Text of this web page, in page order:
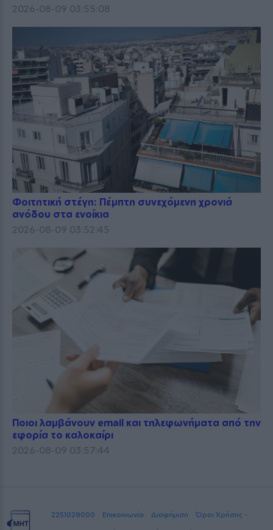
2026-08-09 03:55:08
Φοιτητική στέγη: Πέμπτη συνεχόμενη χρονιά
ανόδου στα ενοίκια
2026-08-09 03:52:45
Ποιοι λαμβάνουν email και τηλεφωνήματα από την
εφορία το καλοκαίρι
2026-08-09 03:57:44
2251028000 Επικοινωνία Διαφήμιση
Όροι Χρήσης -